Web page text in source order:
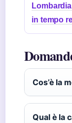
in tempo
Cos’è la
Qual è la